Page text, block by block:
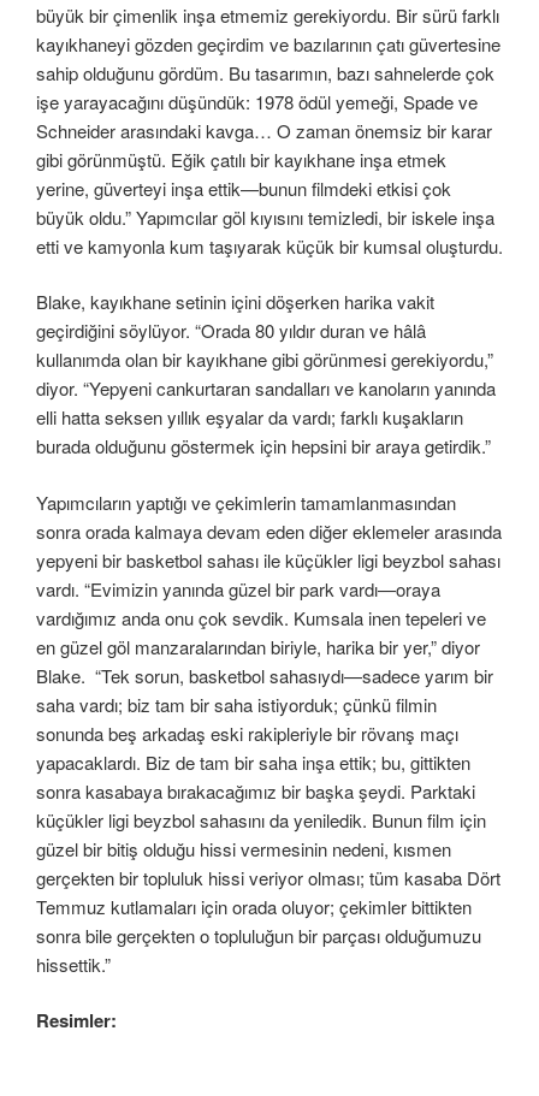
büyük bir çimenlik inşa etmemiz gerekiyordu. Bir sürü farklı
kayıkhaneyi gözden geçirdim ve bazılarının çatı güvertesine
sahip olduğunu gördüm. Bu tasarımın, bazı sahnelerde çok
işe yarayacağını düşündük: 1978 ödül yemeği, Spade ve
Schneider arasındaki kavga… O zaman önemsiz bir karar
gibi görünmüştü. Eğik çatılı bir kayıkhane inşa etmek
yerine, güverteyi inşa ettik—bunun filmdeki etkisi çok
büyük oldu.” Yapımcılar göl kıyısını temizledi, bir iskele inşa
etti ve kamyonla kum taşıyarak küçük bir kumsal oluşturdu.
Blake, kayıkhane setinin içini döşerken harika vakit
geçirdiğini söylüyor. “Orada 80 yıldır duran ve hâlâ
kullanımda olan bir kayıkhane gibi görünmesi gerekiyordu,”
diyor. “Yepyeni cankurtaran sandalları ve kanoların yanında
elli hatta seksen yıllık eşyalar da vardı; farklı kuşakların
burada olduğunu göstermek için hepsini bir araya getirdik.”
Yapımcıların yaptığı ve çekimlerin tamamlanmasından
sonra orada kalmaya devam eden diğer eklemeler arasında
yepyeni bir basketbol sahası ile küçükler ligi beyzbol sahası
vardı. “Evimizin yanında güzel bir park vardı—oraya
vardığımız anda onu çok sevdik. Kumsala inen tepeleri ve
en güzel göl manzaralarından biriyle, harika bir yer,” diyor
Blake. “Tek sorun, basketbol sahasıydı—sadece yarım bir
saha vardı; biz tam bir saha istiyorduk; çünkü filmin
sonunda beş arkadaş eski rakipleriyle bir rövanş maçı
yapacaklardı. Biz de tam bir saha inşa ettik; bu, gittikten
sonra kasabaya bırakacağımız bir başka şeydi. Parktaki
küçükler ligi beyzbol sahasını da yeniledik. Bunun film için
güzel bir bitiş olduğu hissi vermesinin nedeni, kısmen
gerçekten bir topluluk hissi veriyor olması; tüm kasaba Dört
Temmuz kutlamaları için orada oluyor; çekimler bittikten
sonra bile gerçekten o topluluğun bir parçası olduğumuzu
hissettik.”
Resimler: